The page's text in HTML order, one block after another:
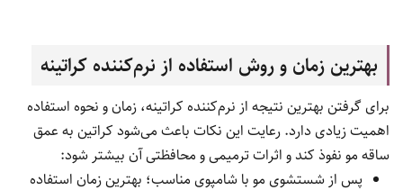
بهترین زمان و روش استفاده از نرم‌کننده کراتینه
برای گرفتن بهترین نتیجه از نرم‌کننده کراتینه، زمان و نحوه استفاده
اهمیت زیادی دارد. رعایت این نکات باعث می‌شود کراتین به عمق
ساقه مو نفوذ کند و اثرات ترمیمی و محافظتی آن بیشتر شود:
پس از شستشوی مو با شامپوی مناسب؛ بهترین زمان استفاده